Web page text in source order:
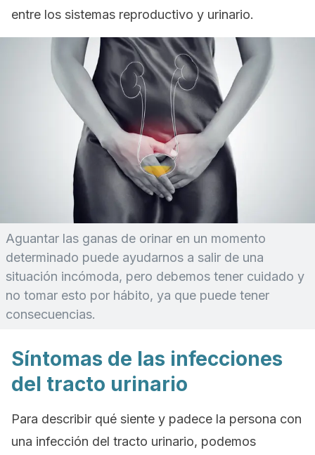
entre los sistemas reproductivo y urinario.
Aguantar las ganas de orinar en un momento
determinado puede ayudarnos a salir de una
situación incómoda, pero debemos tener cuidado y
no tomar esto por hábito, ya que puede tener
consecuencias.
Síntomas de las infecciones
del tracto urinario
Para describir qué siente y padece la persona con
una infección del tracto urinario, podemos